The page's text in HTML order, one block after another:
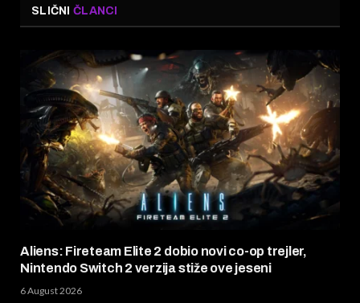
SLIČNI ČLANCI
Aliens: Fireteam Elite 2 dobio novi co-op trejler,
Nintendo Switch 2 verzija stiže ove jeseni
6 August 2026